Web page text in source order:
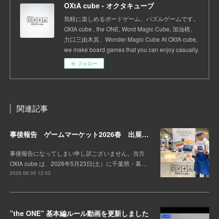
OXtA cube - オクタキューブ
気軽に楽しめるボードゲーム、パズルゲームです。
OXtA cube , the ONE, Word Magic Cube, 加油棋、
力口三由木其、Wonder Magic Cube At OXtA cube,
we make board games that you can enjoy casually.
フォロー
関連記事
事後報告 ゲームマーケット2026春 出展しました。
事後報告になってしまい申し訳ございません。当方
OXtA cube は、2026年5月23日(土）に千葉県・幕…
2026.06.05 12:02
”the ONE” 基本編ルール動画を更新しました